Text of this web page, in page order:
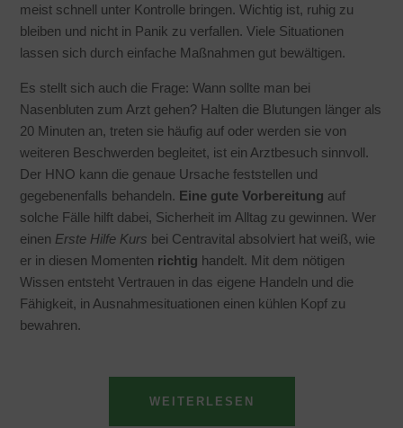
meist schnell unter Kontrolle bringen. Wichtig ist, ruhig zu
bleiben und nicht in Panik zu verfallen. Viele Situationen
lassen sich durch einfache Maßnahmen gut bewältigen.
Es stellt sich auch die Frage: Wann sollte man bei
Nasenbluten zum Arzt gehen? Halten die Blutungen länger als
20 Minuten an, treten sie häufig auf oder werden sie von
weiteren Beschwerden begleitet, ist ein Arztbesuch sinnvoll.
Der HNO kann die genaue Ursache feststellen und
gegebenenfalls behandeln. Eine gute Vorbereitung auf
solche Fälle hilft dabei, Sicherheit im Alltag zu gewinnen. Wer
einen Erste Hilfe Kurs bei Centravital absolviert hat weiß, wie
er in diesen Momenten richtig handelt. Mit dem nötigen
Wissen entsteht Vertrauen in das eigene Handeln und die
Fähigkeit, in Ausnahmesituationen einen kühlen Kopf zu
bewahren.
WEITERLESEN